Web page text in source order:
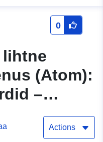
0
(Atom):
–
Kaardid
(roheline
Actions